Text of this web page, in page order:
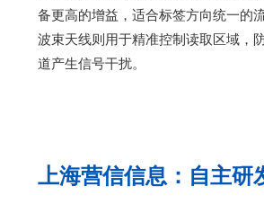
备更高的增益，适合标签方向统一的
波束天线则用于精准控制读取区域，
道产生信号干扰。
上海营信信息：自主研